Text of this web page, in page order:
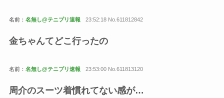
名前： 名無し@テニプリ速報 23:52:18 No.611812842
金ちゃんてどこ行ったの
名前： 名無し@テニプリ速報 23:53:00 No.611813120
周介のスーツ着慣れてない感が…